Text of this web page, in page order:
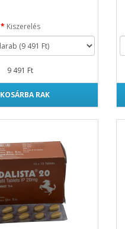
Kiszerelés
9 491 Ft
KOSÁRBA RAK